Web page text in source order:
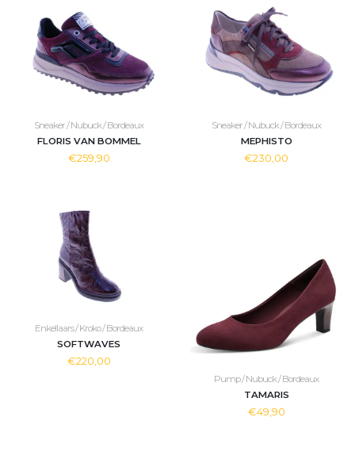
Sneaker / Nubuck / Bordeaux
FLORIS VAN BOMMEL
€259,90
Sneaker / Nubuck / Bordeaux
MEPHISTO
€230,00
Enkellaars / Kroko / Bordeaux
SOFTWAVES
€220,00
Pump / Nubuck / Bordeaux
TAMARIS
€49,90